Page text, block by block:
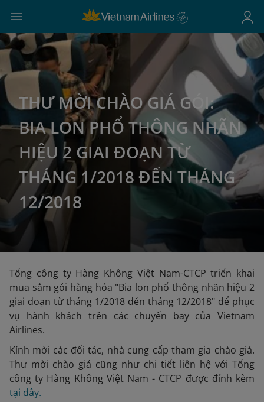
THƯ MỜI CHÀO GIÁ GÓI:
BIA LON PHỔ THÔNG NHÃN
HIỆU 2 GIAI ĐOẠN TỪ
THÁNG 1/2018 ĐẾN THÁNG
12/2018
Tổng công ty Hàng Không Việt Nam-CTCP triển khai
mua sắm gói hàng hóa "Bia lon phổ thông nhãn hiệu 2
giai đoạn từ tháng 1/2018 đến tháng 12/2018" để phục
vụ hành khách trên các chuyến bay của Vietnam
Airlines.
Kính mời các đối tác, nhà cung cấp tham gia chào giá.
Thư mời chào giá cũng như chi tiết liên hệ với Tổng
công ty Hàng Không Việt Nam - CTCP được đính kèm
tại đây.